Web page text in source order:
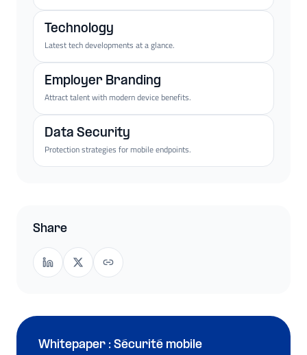
Technology
Latest tech developments at a glance.
Employer Branding
Attract talent with modern device benefits.
Data Security
Protection strategies for mobile endpoints.
Share
Whitepaper : Sécurité mobile